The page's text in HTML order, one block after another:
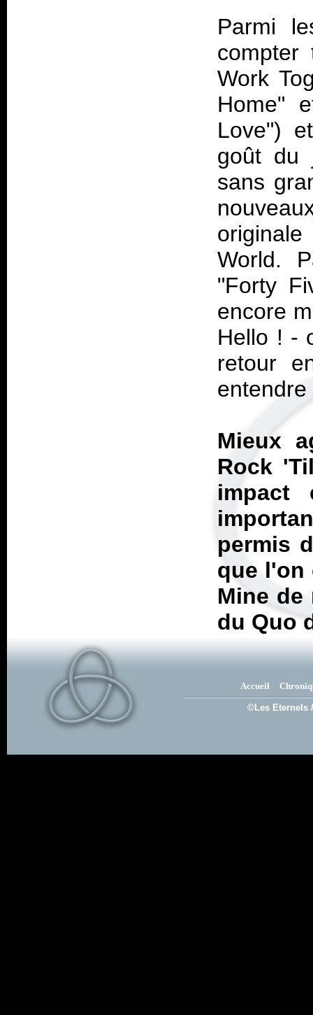
Parmi
compter
Work
Home"
Love")
goût du
sans
World.
"Forty
encore
Hello ! -
retour
entendre
Mieux
Rock
impact
permis
que l'on
Mine
du Quo
Accueil
©Les Eternels